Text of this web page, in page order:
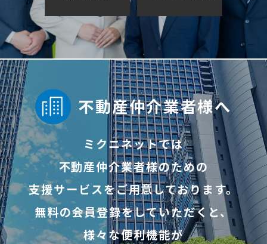
不動産仲介業者様へ
ミクニネットでは
不動産仲介業者様のための
支援サービスをご用意しております。
無料の会員登録をしていただくと、
様々な便利機能が